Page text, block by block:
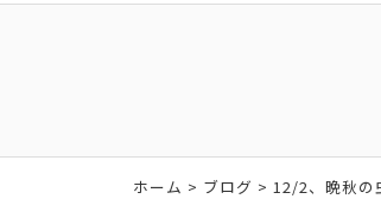
ホーム > ブログ > 12/2、晩秋の